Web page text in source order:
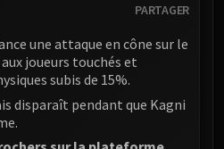
of the Sureki
Ovinax
Kyveza
Court
Ansurek
PARTAGER
une attaque en cône sur le
joueurs touchés et
subis de 15%.
disparaît pendant que Kagni